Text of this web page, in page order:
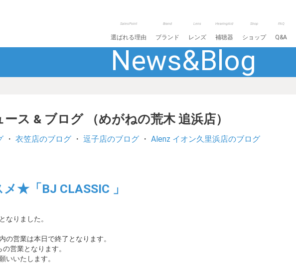
SalesPoint
選ばれる理由
Brand
ブランド
Lens
レンズ
HearingAid
補聴器
Shop
ショップ
FAQ
Q&A
News&Blog
ース & ブログ （めがねの荒木 追浜店）
・ 衣笠店のブログ・ 逗子店のブログ・ Alenz イオン久里浜店のブログ
★「BJ CLASSIC 」
なりました。
の営業は本日で終了となります。
営業となります。
いいたします。